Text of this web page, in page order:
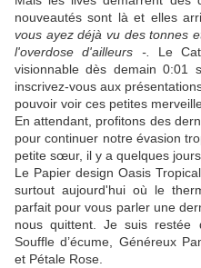
nouveautés sont là et elles
vous ayez déjà vu des tonnes
l'overdose d'ailleurs -. Le
visionnable dès demain 0:01
inscrivez-vous aux
pouvoir voir ces petites
En attendant, profitons des
pour continuer notre évasion
petite sœur, il y a quelques
Le Papier design Oasis
surtout aujourd'hui où le
parfait pour vous parler une
nous quittent. Je suis restée
Souffle d’écume, Généreux
et Pétale Rose.